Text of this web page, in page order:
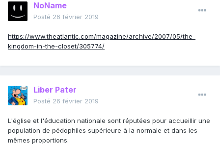
NoName
Posté 26 février 2019
https://www.theatlantic.com/magazine/archive/2007/05/the-
kingdom-in-the-closet/305774/
Liber Pater
Posté 26 février 2019
L'église et l'éducation nationale sont réputées pour accueillir une
population de pédophiles supérieure à la normale et dans les
mêmes proportions.